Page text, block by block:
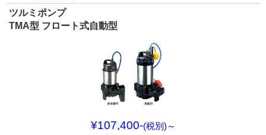
ツルミポンプ
TMA型 フロート式自動型
¥107,400-(税別) ～